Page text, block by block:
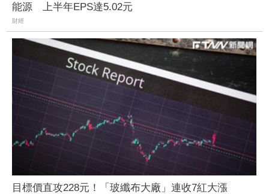
能源 上半年EPS達5.02元
財經
目標價直攻228元！「玻纖布大廠」連收7紅大漲